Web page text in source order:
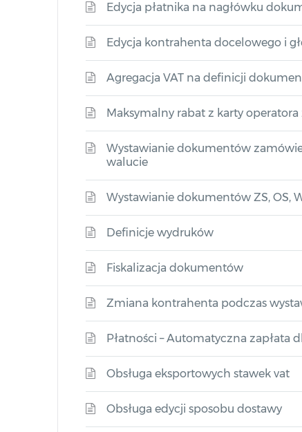
Edycja płatnika na nagłówku
Edycja kontrahenta docelowego i
Agregacja VAT na definicji
Maksymalny rabat z karty operatora
Wystawianie dokumentów
walucie
Wystawianie dokumentów ZS, OS,
Definicje wydruków
Fiskalizacja dokumentów
Zmiana kontrahenta podczas
Płatności – Automatyczna zapłata
Obsługa eksportowych stawek vat
Obsługa edycji sposobu dostawy